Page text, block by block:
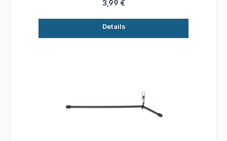
3,99 €
Details